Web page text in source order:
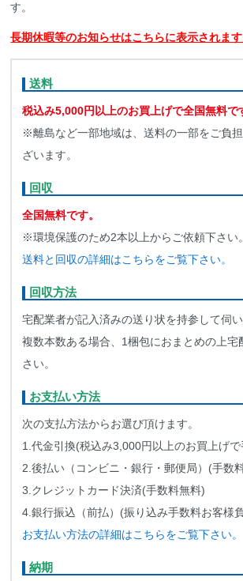
す。
長期休暇等のお知らせはこちらに表示されます
送料
税込み5,000円以上のお買上げで全国無料で
※離島など一部地域は、送料の一部をご負
ざいます。
回収
全国無料です。
※環境保護のため2本以上からご依頼下さい。
送料と回収の詳細はこちらをご覧下さい。
回収方法
宅配業者が記入済みの送り状を持参して伺い
複数本数ある場合、1梱包におまとめの上宅
さい。
お支払い方法
次の支払方法からお選び頂けます。
1.代金引換(税込み3,000円以上のお買上げ
2.後払い（コンビニ・銀行・郵便局）(手数
3.クレジットカード決済(手数料無料)
4.銀行振込（前払）(振り込み手数料お客様
お支払い方法の詳細はこちらをご覧下さい。
納期